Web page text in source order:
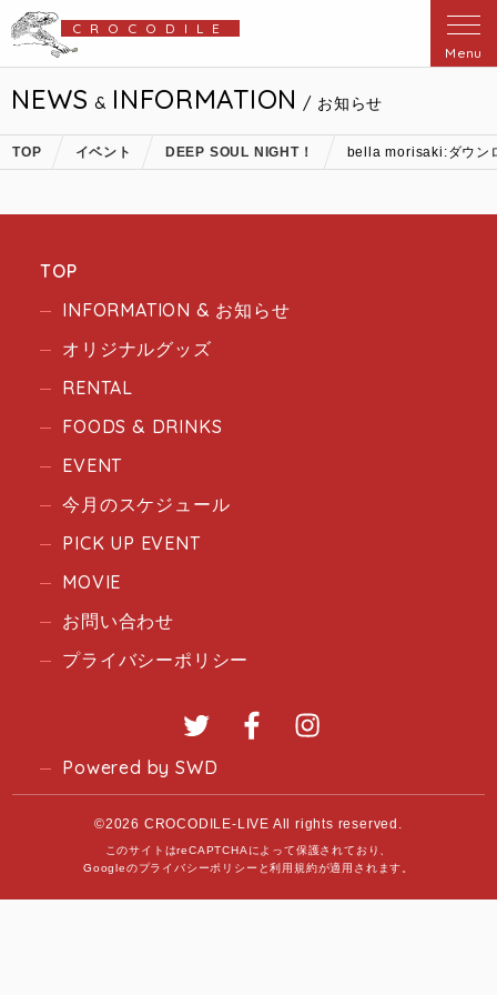
CROCODILE
Menu
NEWS & INFORMATION / お知らせ
TOP イベント DEEP SOUL NIGHT！ bella morisaki:ダウン
TOP
INFORMATION & お知らせ
オリジナルグッズ
RENTAL
FOODS & DRINKS
EVENT
今月のスケジュール
PICK UP EVENT
MOVIE
お問い合わせ
プライバシーポリシー
Twitter Facebook
Powered by SWD
©2026 CROCODILE-LIVE All rights reserved.
このサイトはreCAPTCHAによって保護されており、
Googleのプライバシーポリシー と利用規約が適用されます。